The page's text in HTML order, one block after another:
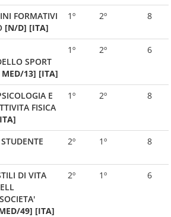
FORMATIVI
[N/D] [ITA]
1º 2º 8
SPORT
13] [ITA]
1º 2º 6
E
FISICA
1º 2º 8
2º 1º 8
DI VITA
49] [ITA]
2º 1º 6